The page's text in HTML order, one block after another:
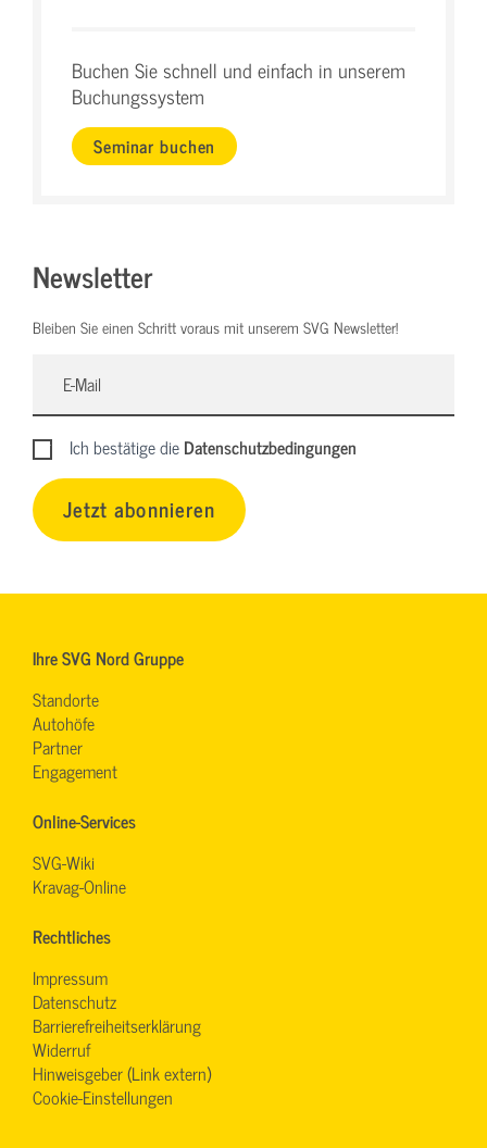
Buchen Sie schnell und einfach in unserem
Buchungssystem
Seminar buchen
Newsletter
Bleiben Sie einen Schritt voraus mit unserem SVG Newsletter!
Ich bestätige dieDatenschutzbedingungen
Jetzt abonnieren
Ihre SVG Nord Gruppe
Standorte
Autohöfe
Partner
Engagement
Online-Services
SVG-Wiki
Kravag-Online
Rechtliches
Impressum
Datenschutz
Barrierefreiheitserklärung
Widerruf
Hinweisgeber (Link extern)
Cookie-Einstellungen